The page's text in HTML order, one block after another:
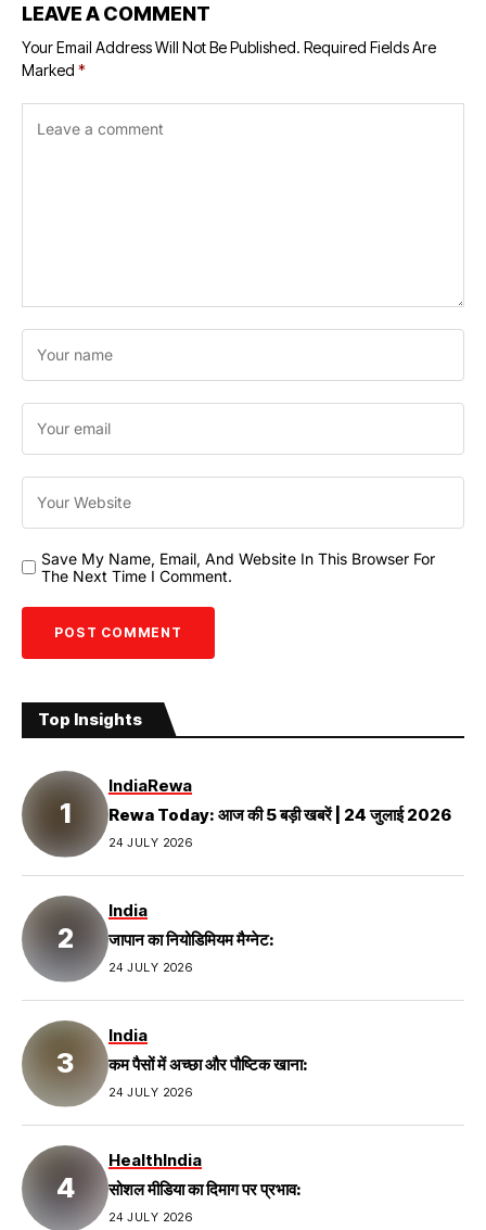
employment and
development to
the youth - Chief
LEAVE A COMMENT
Your Email Address Will Not Be Published. Required Fields Are
Marked *
Save My Name, Email, And Website In This Browser For
The Next Time I Comment.
Top Insights
IndiaRewa
Rewa Today: आज की 5 बड़ी खबरें | 24 जुलाई 2026
24 JULY 2026
India
जापान का नियोडिमियम मैग्नेट:
24 JULY 2026
India
कम पैसों में अच्छा और पौष्टिक खाना:
24 JULY 2026
HealthIndia
सोशल मीडिया का दिमाग पर प्रभाव:
24 JULY 2026